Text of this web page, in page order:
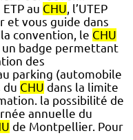
au CHU, l’UTEP
vous guide dans
convention, le CHU
badge permettant
des
parking (automobile
du CHU dans la limite
la possibilité de
annuelle du
de Montpellier. Pour